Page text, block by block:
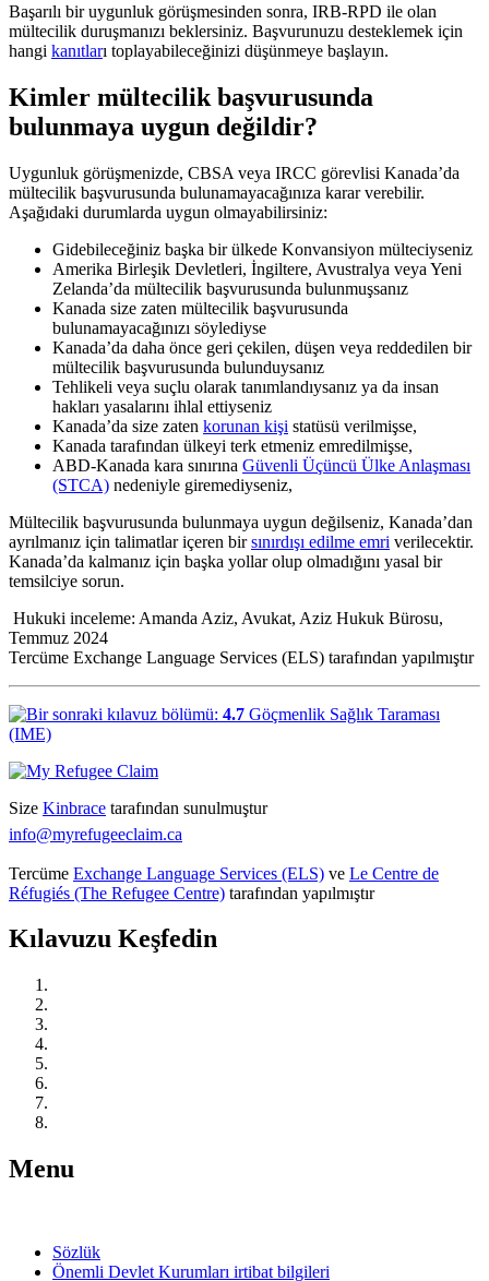
Başarılı bir uygunluk görüşmesinden sonra, IRB-RPD ile olan
mültecilik duruşmanızı beklersiniz. Başvurunuzu desteklemek için
hangi kanıtları toplayabileceğinizi düşünmeye başlayın.
Kimler mültecilik başvurusunda
bulunmaya uygun değildir?
Uygunluk görüşmenizde, CBSA veya IRCC görevlisi Kanada’da
mültecilik başvurusunda bulunamayacağınıza karar verebilir.
Aşağıdaki durumlarda uygun olmayabilirsiniz:
Gidebileceğiniz başka bir ülkede Konvansiyon mülteciyseniz
Amerika Birleşik Devletleri, İngiltere, Avustralya veya Yeni
Zelanda’da mültecilik başvurusunda bulunmuşsanız
Kanada size zaten mültecilik başvurusunda
bulunamayacağınızı söylediyse
Kanada’da daha önce geri çekilen, düşen veya reddedilen bir
mültecilik başvurusunda bulunduysanız
Tehlikeli veya suçlu olarak tanımlandıysanız ya da insan
hakları yasalarını ihlal ettiyseniz
Kanada’da size zaten korunan kişi statüsü verilmişse,
Kanada tarafından ülkeyi terk etmeniz emredilmişse,
ABD-Kanada kara sınırına Güvenli Üçüncü Ülke Anlaşması
(STCA) nedeniyle giremediyseniz,
Mültecilik başvurusunda bulunmaya uygun değilseniz, Kanada’dan
ayrılmanız için talimatlar içeren birsınırdışı edilme emri verilecektir.
Kanada’da kalmanız için başka yollar olup olmadığını yasal bir
temsilciye sorun.
Hukuki inceleme: Amanda Aziz, Avukat, Aziz Hukuk Bürosu,
Temmuz 2024
Tercüme Exchange Language Services (ELS) tarafından yapılmıştır
4.7 Göçmenlik Sağlık Taraması
(IME)
Size Kinbrace tarafından sunulmuştur
info@myrefugeeclaim.ca
Tercüme Exchange Language Services (ELS) ve Le Centre de
Réfugiés (The Refugee Centre) tarafından yapılmıştır
Kılavuzu Keşfedin
Menu
Sözlük
Önemli Devlet Kurumları irtibat bilgileri